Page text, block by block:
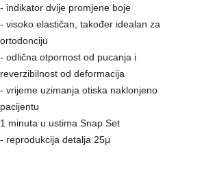
- indikator dvije promjene boje
- visoko elastičan, također idealan za
ortodonciju
- odlična otpornost od pucanja i
reverzibilnost od deformacija
- vrijeme uzimanja otiska naklonjeno
pacijentu
1 minuta u ustima Snap Set
- reprodukcija detalja 25μ